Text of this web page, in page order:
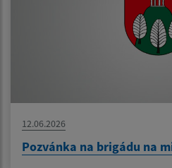
12.06.2026
Pozvánka na brigádu na